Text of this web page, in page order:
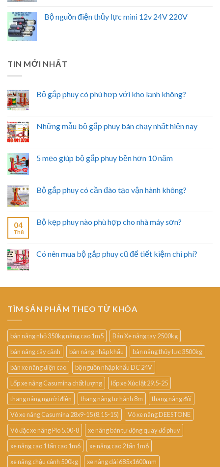
Bộ nguồn điện thủy lực mini 12v 24V 220V
TIN MỚI NHẤT
Bộ gắp phuy có phù hợp với kho lạnh không?
Những mẫu bộ gắp phuy bán chạy nhất hiện nay
5 mẹo giúp bộ gắp phuy bền hơn 10 năm
Bộ gắp phuy có cần đào tạo vận hành không?
04
Th8
Bộ kẹp phuy nào phù hợp cho nhà máy sơn?
Có nên mua bộ gắp phuy cũ để tiết kiệm chi phí?
TÌM SẢN PHẨM THEO TỪ KHÓA
bàn nâng nhỏ 350kg nâng cao 1m5
Bán Xe nâng tay 2500kg
bàn nâng cây cảnh
bàn nâng nhập khẩu
bàn nâng thủy lực 3500kg
bán xe nâng điện cao
bộ nguồn nhập khẩu DC 24V
Lốp xe nâng Casumina chất lượng
lốp xe Xúc lật 29.5-25
thang nâng người điện
thang nâng tự hành 8m
thang nâng đôi
Vỏ xe nâng Casumina 28x9-15 (8.15-15)
Vỏ xe nâng DEESTONE
Vỏ đặc xe nâng Pio 5.00-8
xe nâng bán tự động quay đổ phuy
xe nâng cao 1 tấn cao 1m6
xe nâng cao 2 tấn 1m6
xe nâng chậu cảnh 500kg
xe nâng dài 685x1600mm